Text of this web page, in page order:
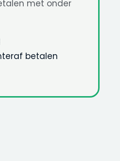
met onder
betalen